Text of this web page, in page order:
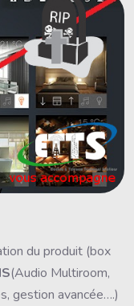
du produit (box
(Audio Multiroom,
gestion avancée….)